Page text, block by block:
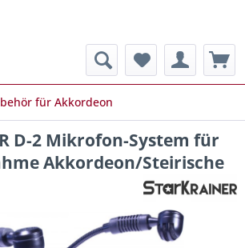
für Akkordeon
D-2 Mikrofon-System für
Akkordeon/Steirische